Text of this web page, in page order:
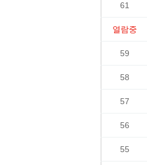
61
열람중
59
58
57
56
55